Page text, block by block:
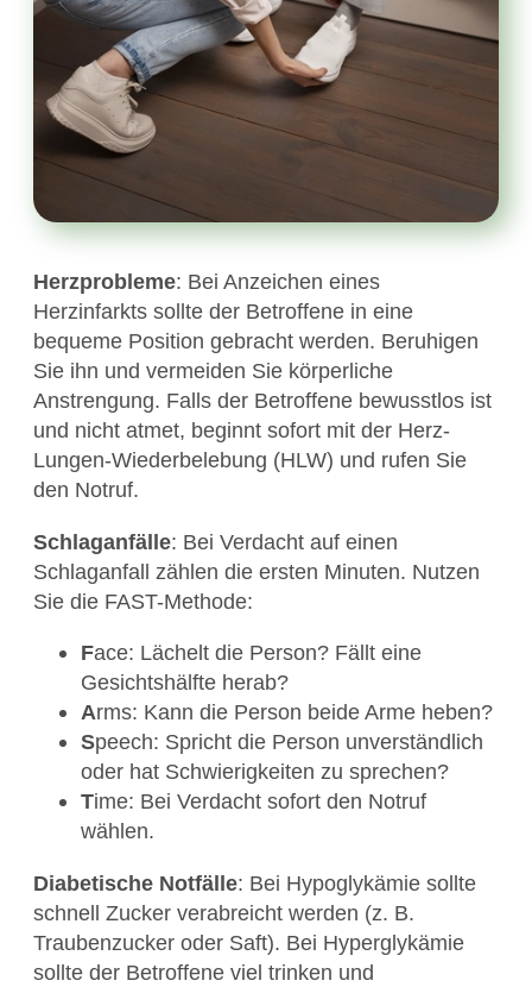
Herzprobleme: Bei Anzeichen eines
Herzinfarkts sollte der Betroffene in eine
bequeme Position gebracht werden. Beruhigen
Sie ihn und vermeiden Sie körperliche
Anstrengung. Falls der Betroffene bewusstlos ist
und nicht atmet, beginnt sofort mit der Herz-
Lungen-Wiederbelebung (HLW) und rufen Sie
den Notruf.
Schlaganfälle: Bei Verdacht auf einen
Schlaganfall zählen die ersten Minuten. Nutzen
Sie die FAST-Methode:
Face: Lächelt die Person? Fällt eine
Gesichtshälfte herab?
Arms: Kann die Person beide Arme heben?
Speech: Spricht die Person unverständlich
oder hat Schwierigkeiten zu sprechen?
Time: Bei Verdacht sofort den Notruf
wählen.
Diabetische Notfälle: Bei Hypoglykämie sollte
schnell Zucker verabreicht werden (z. B.
Traubenzucker oder Saft). Bei Hyperglykämie
sollte der Betroffene viel trinken und